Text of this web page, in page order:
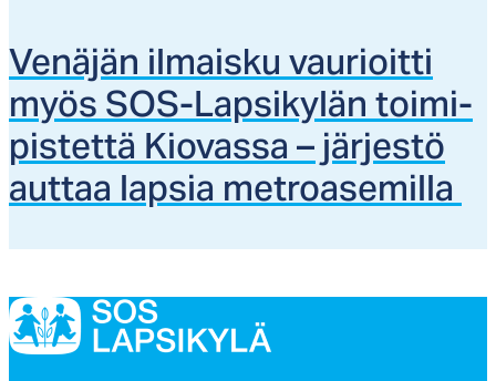
Ve­nä­jän il­mais­ku vau­rioit­ti
myös SOS-Lap­si­ky­län toi­mi­
pis­tet­tä Kio­vas­sa – jär­jes­tö
aut­taa lap­sia met­roa­se­mil­la